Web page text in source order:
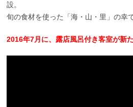
設。
旬の食材を使った「海・山・里」の幸
2016年7月に、露店風呂付き客室が新